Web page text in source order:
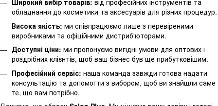
Широкий вибір товарів: від професійних інструментів та
обладнання до косметики та аксесуарів для різних процедур.
Висока якість: ми співпрацюємо лише з перевіреними
виробниками та офіційними дистриб'юторами.
Доступні ціни: ми пропонуємо вигідні умови для оптових і
роздрібних клієнтів, щоб ваш бізнес був ще прибутковішим.
Професійний сервіс: наша команда завжди готова надати
консультацію та допомогти з вибором, щоб ви знайшли саме
те, що вам потрібно.